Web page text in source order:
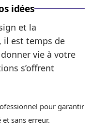
idées
et la
il est temps de
vie à votre
s’offrent
pour garantir
sans erreur.